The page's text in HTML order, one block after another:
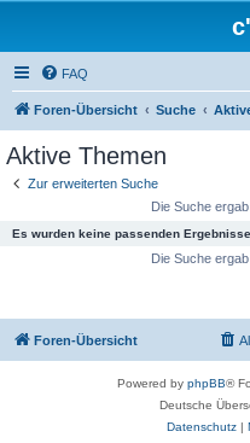
FAQ
Foren-Übersicht Suche
Aktive Themen
Zur erweiterten Suche
Die Suche
Es wurden keine passenden Ergebnisse
Die Suche
Foren-Übersicht
Powered by phpBB®
Deutsche
Datenschutz|